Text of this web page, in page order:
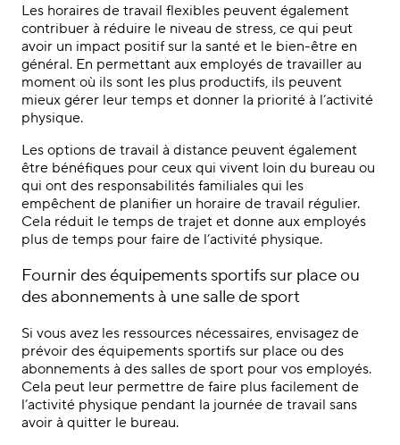
Les horaires de travail flexibles peuvent également
contribuer à réduire le niveau de stress, ce qui peut
avoir un impact positif sur la santé et le bien-être en
général. En permettant aux employés de travailler au
moment où ils sont les plus productifs, ils peuvent
mieux gérer leur temps et donner la priorité à l’activité
physique.
Les options de travail à distance peuvent également
être bénéfiques pour ceux qui vivent loin du bureau ou
qui ont des responsabilités familiales qui les
empêchent de planifier un horaire de travail régulier.
Cela réduit le temps de trajet et donne aux employés
plus de temps pour faire de l’activité physique.
Fournir des équipements sportifs sur place ou
des abonnements à une salle de sport
Si vous avez les ressources nécessaires, envisagez de
prévoir des équipements sportifs sur place ou des
abonnements à des salles de sport pour vos employés.
Cela peut leur permettre de faire plus facilement de
l’activité physique pendant la journée de travail sans
avoir à quitter le bureau.